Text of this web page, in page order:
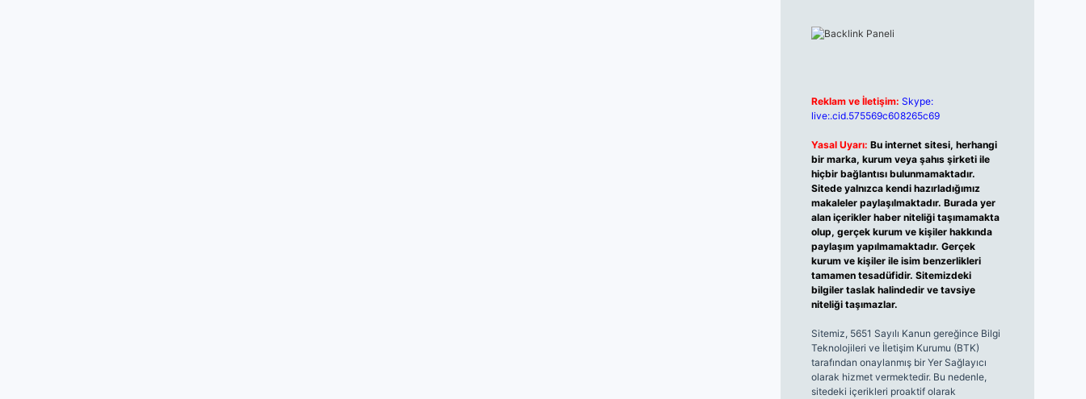
Reklam ve İletişim: Skype:
live:.cid.575569c608265c69
Yasal Uyarı: Bu internet sitesi, herhangi
bir marka, kurum veya şahıs şirketi ile
hiçbir bağlantısı bulunmamaktadır.
Sitede yalnızca kendi hazırladığımız
makaleler paylaşılmaktadır. Burada yer
alan içerikler haber niteliği taşımamakta
olup, gerçek kurum ve kişiler hakkında
paylaşım yapılmamaktadır. Gerçek
kurum ve kişiler ile isim benzerlikleri
tamamen tesadüfidir. Sitemizdeki
bilgiler taslak halindedir ve tavsiye
niteliği taşımazlar.
Sitemiz, 5651 Sayılı Kanun gereğince Bilgi
Teknolojileri ve İletişim Kurumu (BTK)
tarafından onaylanmış bir Yer Sağlayıcı
olarak hizmet vermektedir. Bu nedenle,
sitedeki içerikleri proaktif olarak